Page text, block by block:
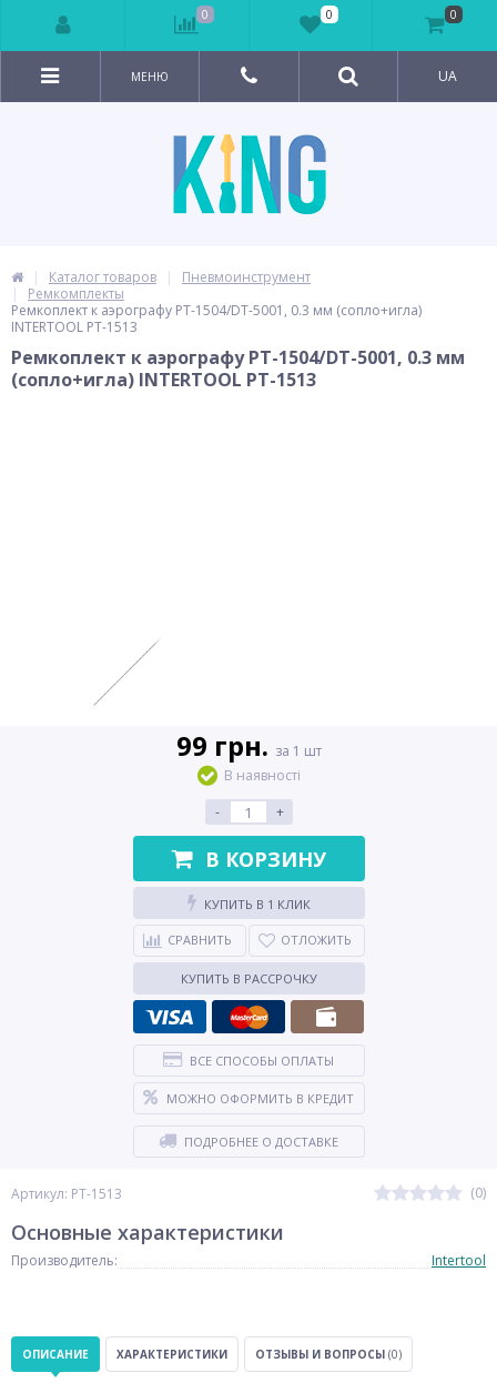
МЕНЮ UA
Каталог товаров
Пневмоинструмент
Ремкомплекты
Ремкоплект к аэрографу РТ-1504/DT-5001, 0.3 мм (сопло+игла)
INTERTOOL PT-1513
Ремкоплект к аэрографу РТ-1504/DT-5001, 0.3 мм
(сопло+игла) INTERTOOL PT-1513
Артикул: PT-1513 (0)
99 грн. за 1 шт
В наявності
-
+
В КОРЗИНУ
КУПИТЬ В 1 КЛИК
СРАВНИТЬ ОТЛОЖИТЬ
КУПИТЬ В РАССРОЧКУ
ВСЕ СПОСОБЫ ОПЛАТЫ
МОЖНО ОФОРМИТЬ В КРЕДИТ
ПОДРОБНЕЕ О ДОСТАВКЕ
Основные характеристики
Производитель: Intertool
ОПИСАНИЕ ХАРАКТЕРИСТИКИ ОТЗЫВЫ И ВОПРОСЫ (0)
0 0 0